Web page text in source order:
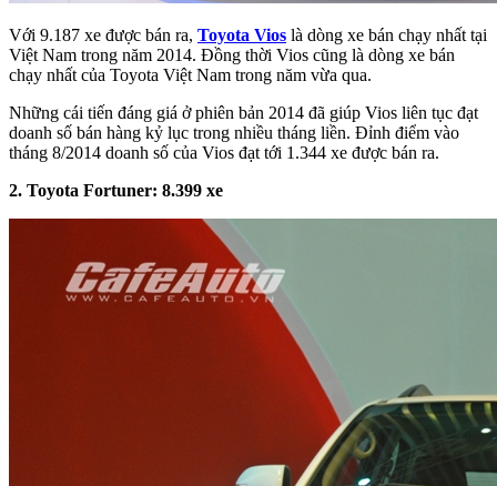
Với 9.187 xe được bán ra, Toyota Vios là dòng xe bán chạy nhất tại
Việt Nam trong năm 2014. Đồng thời Vios cũng là dòng xe bán
chạy nhất của Toyota Việt Nam trong năm vừa qua.
Những cái tiến đáng giá ở phiên bản 2014 đã giúp Vios liên tục đạt
doanh số bán hàng kỷ lục trong nhiều tháng liền. Đỉnh điểm vào
tháng 8/2014 doanh số của Vios đạt tới 1.344 xe được bán ra.
2. Toyota Fortuner: 8.399 xe